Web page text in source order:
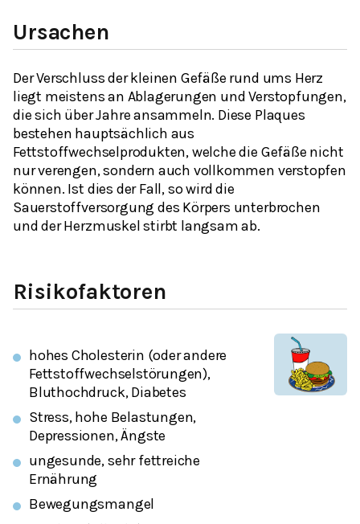
Ursachen
Der Verschluss der kleinen Gefäße rund ums Herz
liegt meistens an Ablagerungen und Verstopfungen,
die sich über Jahre ansammeln. Diese Plaques
bestehen hauptsächlich aus
Fettstoffwechselprodukten, welche die Gefäße nicht
nur verengen, sondern auch vollkommen verstopfen
können. Ist dies der Fall, so wird die
Sauerstoffversorgung des Körpers unterbrochen
und der Herzmuskel stirbt langsam ab.
Risikofaktoren
hohes Cholesterin (oder andere
Fettstoffwechselstörungen),
Bluthochdruck, Diabetes
Stress, hohe Belastungen,
Depressionen, Ängste
ungesunde, sehr fettreiche
Ernährung
Bewegungsmangel